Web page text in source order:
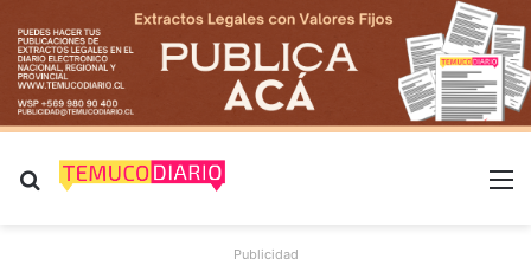
Buscar por
Publicidad